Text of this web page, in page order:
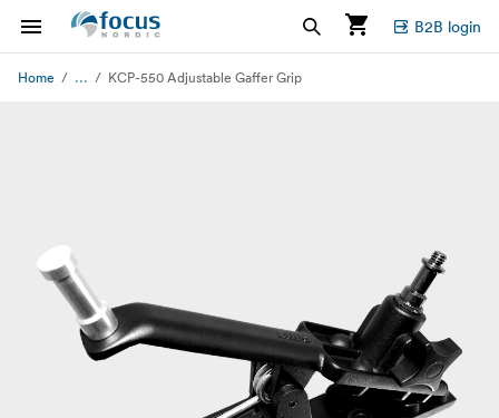
B2B login
Home ... KCP-550 Adjustable Gaffer Grip